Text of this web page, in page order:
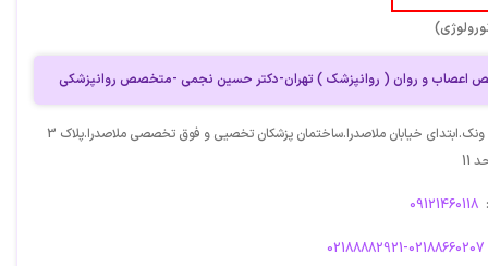
اعصاب و روان ( روانپزشک ) تهران-دکتر حسین نجمی -متخصص روانپزشکی
آدرس: میدان ونک.ابتدای خیابان ملاصدرا.ساختمان پزشکان تخصیی و فوق تخصصی ملاصدرا.پلاک 3
09121460118
02188882921-02188660207